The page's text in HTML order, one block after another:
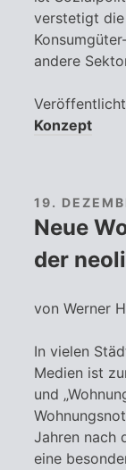
verstetigt
andere
Konzept
Neue
der
19.
von Werner
In vielen
Medien ist
und
Jahren nach
eine